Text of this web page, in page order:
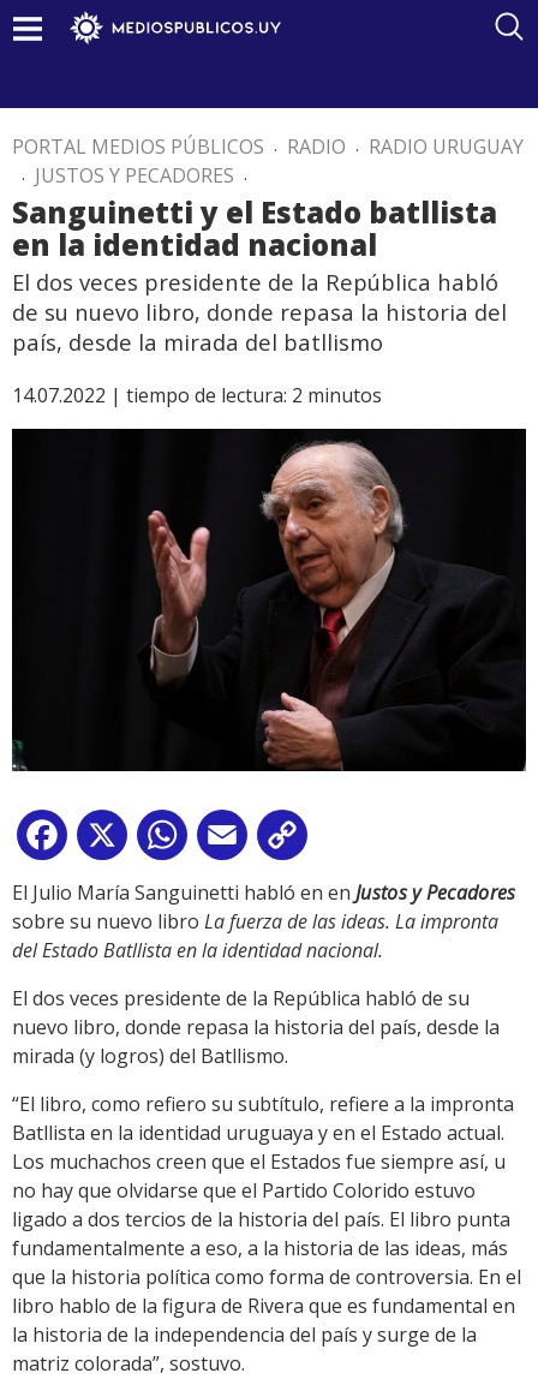
PORTAL MEDIOS PÚBLICOS . RADIO . RADIO URUGUAY
. JUSTOS Y PECADORES .
Sanguinetti y el Estado batllista
en la identidad nacional
El dos veces presidente de la República habló
de su nuevo libro, donde repasa la historia del
país, desde la mirada del batllismo
14.07.2022 | tiempo de lectura: 2 minutos
Facebook
X WhatsApp
Email
Link
El Julio María Sanguinetti habló en en Justos y Pecadores
sobre su nuevo libro La fuerza de las ideas. La impronta
del Estado Batllista en la identidad nacional.
El dos veces presidente de la República habló de su
nuevo libro, donde repasa la historia del país, desde la
mirada (y logros) del Batllismo.
“El libro, como refiero su subtítulo, refiere a la impronta
Batllista en la identidad uruguaya y en el Estado actual.
Los muchachos creen que el Estados fue siempre así, u
no hay que olvidarse que el Partido Colorido estuvo
ligado a dos tercios de la historia del país. El libro punta
fundamentalmente a eso, a la historia de las ideas, más
que la historia política como forma de controversia. En el
libro hablo de la figura de Rivera que es fundamental en
la historia de la independencia del país y surge de la
matriz colorada”, sostuvo.